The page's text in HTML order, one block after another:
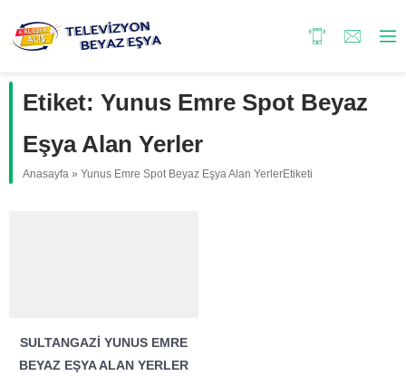
Etiket: Yunus Emre Spot Beyaz
Eşya Alan Yerler
Anasayfa » Yunus Emre Spot Beyaz Eşya Alan YerlerEtiketi
SULTANGAZI YUNUS EMRE
BEYAZ EŞYA ALAN YERLER